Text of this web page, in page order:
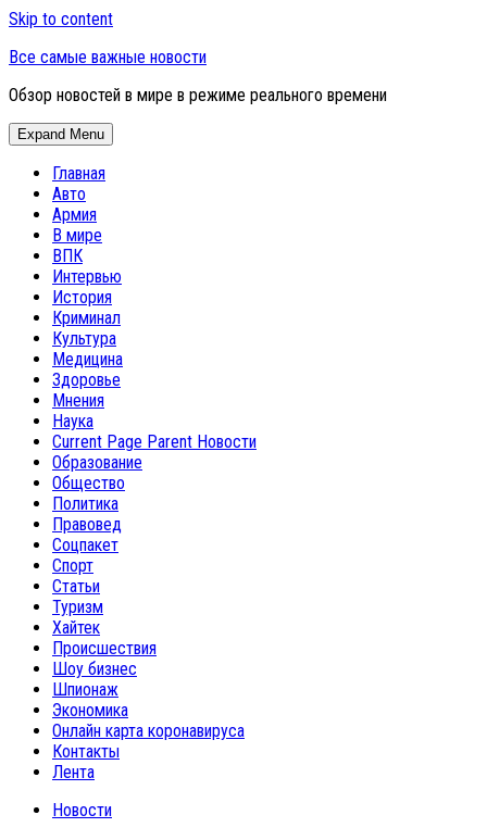
Skip to content
Все самые важные новости
Обзор новостей в мире в режиме реального времени
Expand Menu
Главная
Авто
Армия
В мире
ВПК
Интервью
История
Криминал
Культура
Медицина
Здоровье
Мнения
Наука
Current Page Parent Новости
Образование
Общество
Политика
Правовед
Соцпакет
Спорт
Статьи
Туризм
Хайтек
Происшествия
Шоу бизнес
Шпионаж
Экономика
Онлайн карта коронавируса
Контакты
Лента
Новости